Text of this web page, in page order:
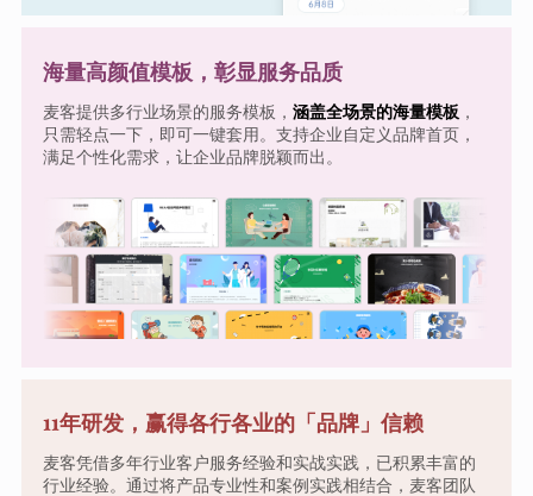
海量高颜值模板，彰显服务品质
麦客提供多行业场景的服务模板， 涵盖全场景的海量模板 ，
只需轻点一下，即可一键套用。支持企业自定义品牌首页，
满足个性化需求，让企业品牌脱颖而出。
11年研发，赢得各行各业的「品牌」信赖
麦客凭借多年行业客户服务经验和实战实践，已积累丰富的
行业经验。通过将产品专业性和案例实践相结合，麦客团队